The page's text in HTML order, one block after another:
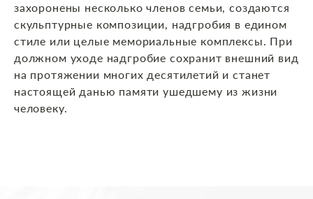
захоронены несколько членов семьи, создаются
скульптурные композиции, надгробия в едином
стиле или целые мемориальные комплексы. При
должном уходе надгробие сохранит внешний вид
на протяжении многих десятилетий и станет
настоящей данью памяти ушедшему из жизни
человеку.